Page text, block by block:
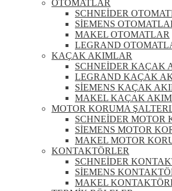
OTOMATLAR
SCHNEİDER
SİEMENS
MAKEL OTOMATLAR
LEGRAND
KAÇAK AKIMLAR
SCHNEİDER KAÇAK
LEGRAND KAÇAK
SİEMENS KAÇAK
MAKEL KAÇAK
MOTOR KORUMA
SCHNEİDER MOTOR
SİEMENS MOTOR
MAKEL MOTOR
KONTAKTÖRLER
SCHNEİDER
SİEMENS
MAKEL